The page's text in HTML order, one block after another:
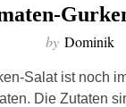
by Dominik
Salat ist noch
Die Zutaten